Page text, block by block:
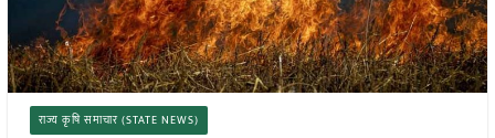
राज्य कृषि समाचार (STATE NEWS)